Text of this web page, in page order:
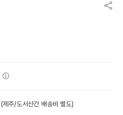
(제주/도서산간 배송비 별도)